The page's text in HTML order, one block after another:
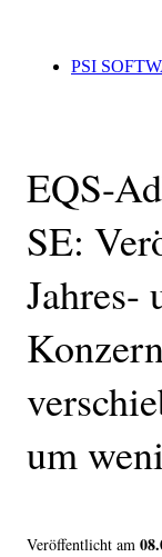
PSI
EQS-
SE:
Jahres-
um
Veröffentlicht am